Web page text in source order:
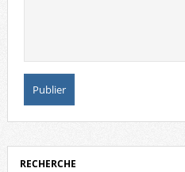
RECHERCHE